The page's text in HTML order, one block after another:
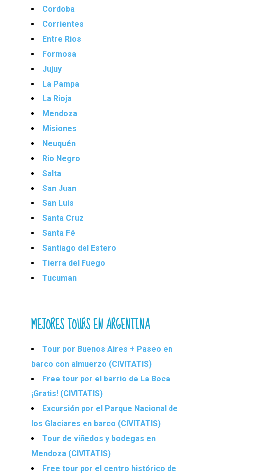
Cordoba
Corrientes
Entre Rios
Formosa
Jujuy
La Pampa
La Rioja
Mendoza
Misiones
Neuquén
Rio Negro
Salta
San Juan
San Luis
Santa Cruz
Santa Fé
Santiago del Estero
Tierra del Fuego
Tucuman
MEJORES TOURS EN ARGENTINA
Tour por Buenos Aires + Paseo en
barco con almuerzo (CIVITATIS)
Free tour por el barrio de La Boca
¡Gratis! (CIVITATIS)
Excursión por el Parque Nacional de
los Glaciares en barco (CIVITATIS)
Tour de viñedos y bodegas en
Mendoza (CIVITATIS)
Free tour por el centro histórico de